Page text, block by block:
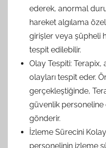
ederek, anormal
hareket algılama
girişler veya şüpheli
tespit edilebilir.
Olay Tespiti:
olayları tespit eder.
gerçekleştiğinde,
güvenlik personeline
gönderir.
İzleme Sürecini
personelinin izleme